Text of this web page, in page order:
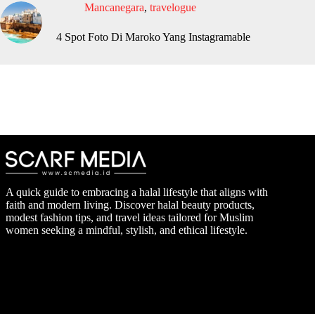
Mancanegara, travelogue
4 Spot Foto Di Maroko Yang Instagramable
A quick guide to embracing a halal lifestyle that aligns with
faith and modern living. Discover halal beauty products,
modest fashion tips, and travel ideas tailored for Muslim
women seeking a mindful, stylish, and ethical lifestyle.